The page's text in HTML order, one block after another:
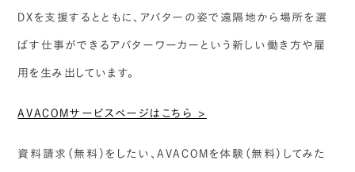
DXを支援するとともに、アバターの姿で遠隔地から場所を選
ばす仕事ができるアバターワーカーという新しい働き方や雇
用を生み出しています。
AVACOMサービスページはこちら >
資料請求（無料）をしたい、AVACOMを体験（無料）してみた